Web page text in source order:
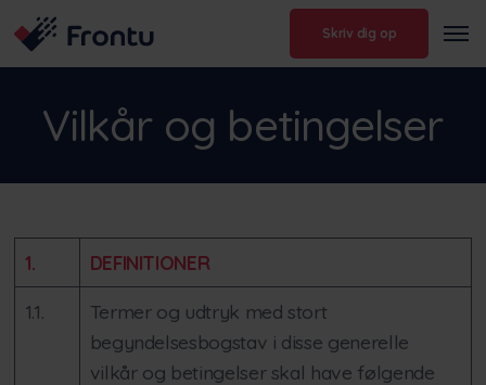
Skriv dig op
Vilkår og betingelser
1. DEFINITIONER
1.1.
Termer og udtryk med stort
begyndelsesbogstav i disse generelle
vilkår og betingelser skal have følgende